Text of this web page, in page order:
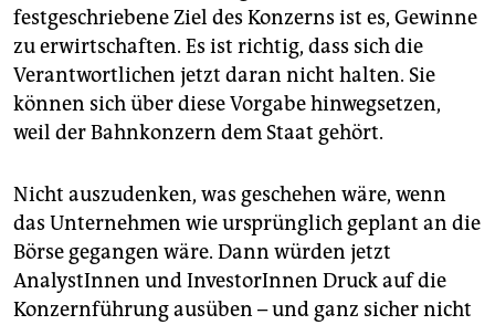
festgeschriebene Ziel des Konzerns ist es, Gewinne
zu erwirtschaften. Es ist richtig, dass sich die
Verantwortlichen jetzt daran nicht halten. Sie
können sich über diese Vorgabe hinwegsetzen,
weil der Bahnkonzern dem Staat gehört.
Nicht auszudenken, was geschehen wäre, wenn
das Unternehmen wie ursprünglich geplant an die
Börse gegangen wäre. Dann würden jetzt
AnalystInnen und InvestorInnen Druck auf die
Konzernführung ausüben – und ganz sicher nicht